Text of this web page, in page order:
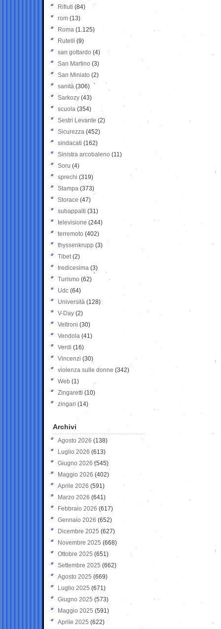
Rifiuti (84)
rom (13)
Roma (1.125)
Rutelli (9)
san gottardo (4)
San Martino (3)
San Miniato (2)
sanità (306)
Sarkozy (43)
scuola (354)
Sestri Levante (2)
Sicurezza (452)
sindacati (162)
Sinistra arcobaleno (11)
Soru (4)
sprechi (319)
Stampa (373)
Storace (47)
subappalti (31)
televisione(244)
terremoto (402)
thyssenkrupp (3)
Tibet(2)
tredicesima (3)
Turismo (62)
Udc (64)
Università (128)
V-Day (2)
Veltroni (30)
Vendola (41)
Verdi (16)
Vincenzi (30)
violenza sulle donne (342)
Web (1)
Zingaretti (10)
zingari (14)
Archivi
Agosto 2026 (138)
Luglio 2026 (613)
Giugno 2026 (545)
Maggio 2026 (402)
Aprile 2026 (591)
Marzo 2026 (641)
Febbraio 2026 (617)
Gennaio 2026 (652)
Dicembre 2025 (627)
Novembre 2025 (668)
Ottobre 2025 (651)
Settembre 2025 (662)
Agosto 2025 (669)
Luglio 2025 (671)
Giugno 2025 (573)
Maggio 2025 (591)
Aprile 2025 (622)